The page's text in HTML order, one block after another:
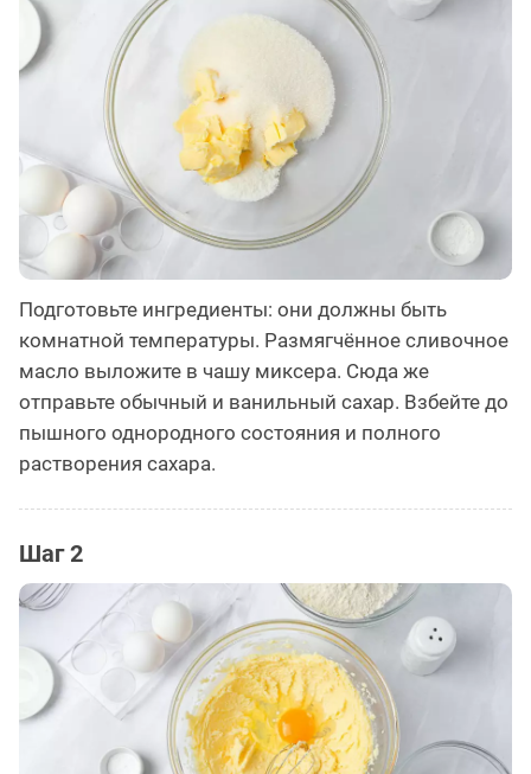
Подготовьте ингредиенты: они должны быть
комнатной температуры. Размягчённое сливочное
масло выложите в чашу миксера. Сюда же
отправьте обычный и ванильный сахар. Взбейте до
пышного однородного состояния и полного
растворения сахара.
Шаг 2